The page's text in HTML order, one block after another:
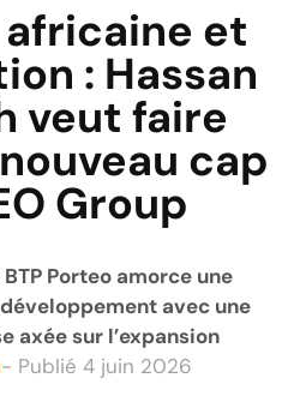
et
: Hassan
veut faire
cap
Group
Porteo amorce une
avec une
axée sur l’expansion
- Publié 4 juin 2026